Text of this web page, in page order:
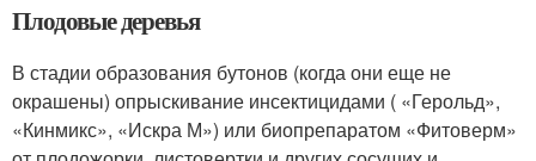
Плодовые деревья
В стадии об­разования бутонов (когда они еще не
окрашены) опрыскивание инсектици­дами ( «Герольд»,
«Кинмикс», «Искра М») или биопрепаратом «Фитоверм»